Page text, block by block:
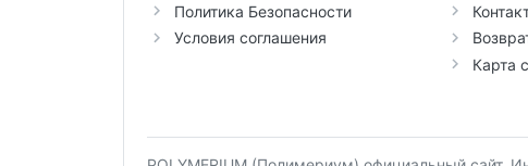
Политика Безопасности
Условия соглашения
Карта